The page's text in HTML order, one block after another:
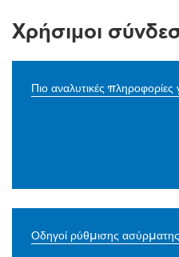
Χρήσιμοι
Πιο αναλυτικές πληροφορίες
Οδηγοί ρύθμισης